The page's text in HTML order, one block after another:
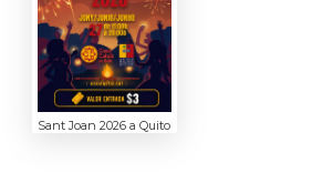
Sant Joan 2026 a Quito